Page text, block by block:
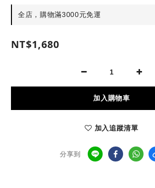
全店，購物滿3000元免運
NT$1,680
加入購物車
加入追蹤清單
分享到